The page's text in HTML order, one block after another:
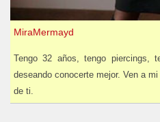
MiraMermayd
Tengo 32 años, tengo piercings,
deseando conocerte mejor. Ven a
de ti.